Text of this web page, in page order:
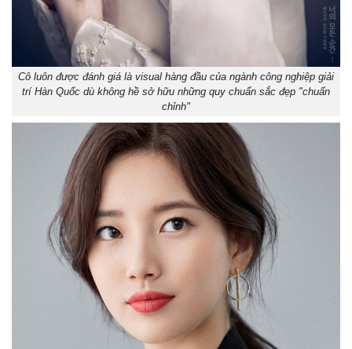
Cô luôn được đánh giá là visual hàng đầu của ngành công nghiệp giải
trí Hàn Quốc dù không hề sở hữu những quy chuẩn sắc đẹp "chuẩn
chỉnh"